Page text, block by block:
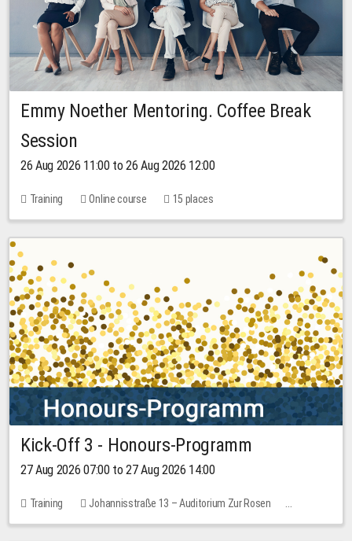
Emmy Noether Mentoring. Coffee Break
Session
26 Aug 2026 11:00 to 26 Aug 2026 12:00
Training Online course 15 places
Kick-Off 3 - Honours-Programm
27 Aug 2026 07:00 to 27 Aug 2026 14:00
Training
Johannisstraße 13 – Auditorium Zur Rosen
11 places